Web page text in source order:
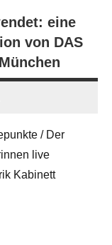
eine
von DAS
/ Der
live
Kabinett